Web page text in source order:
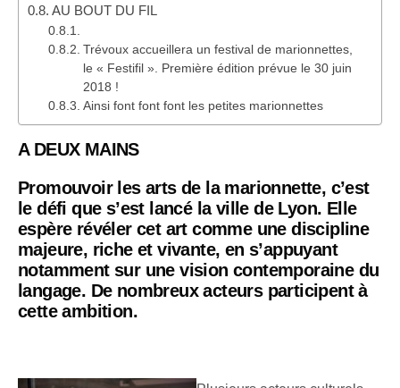
AU BOUT DU FIL
Trévoux accueillera un festival de marionnettes,
le « Festifil ». Première édition prévue le 30 juin
2018 !
Ainsi font font font les petites marionnettes
A DEUX MAINS
Promouvoir les arts de la marionnette, c’est
le défi que s’est lancé la ville de Lyon. Elle
espère révéler cet art comme une discipline
majeure, riche et vivante, en s’appuyant
notamment sur une vision contemporaine du
langage. De nombreux acteurs participent à
cette ambition.